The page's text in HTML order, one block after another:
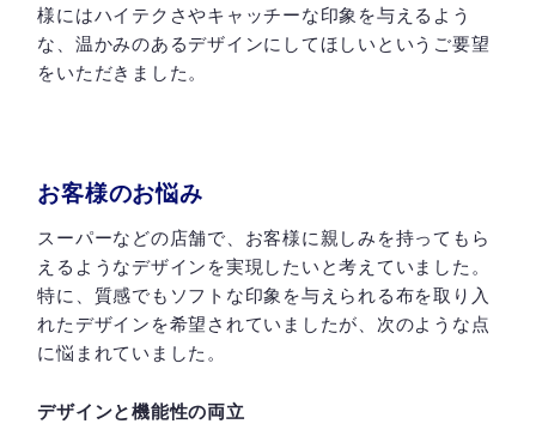
様にはハイテクさやキャッチーな印象を与えるよう
な、温かみのあるデザインにしてほしいというご要望
をいただきました。
お客様のお悩み
スーパーなどの店舗で、お客様に親しみを持ってもら
えるようなデザインを実現したいと考えていました。
特に、質感でもソフトな印象を与えられる布を取り入
れたデザインを希望されていましたが、次のような点
に悩まれていました。
デザインと機能性の両立